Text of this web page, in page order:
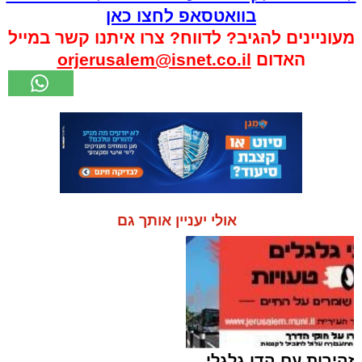
בוואטסאפ לחצו כאן
מעוניינים להגיב? לדווח? צרו איתנו קשר במייל
האדום orjerusalem@isnet.co.il
אולי יעניין אותך גם